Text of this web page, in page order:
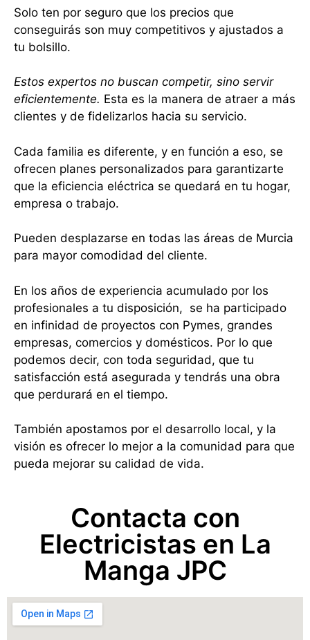
Solo ten por seguro que los precios que
conseguirás son muy competitivos y ajustados a
tu bolsillo.
Estos expertos no buscan competir, sino servir
eficientemente. Esta es la manera de atraer a más
clientes y de fidelizarlos hacia su servicio.
Cada familia es diferente, y en función a eso, se
ofrecen planes personalizados para garantizarte
que la eficiencia eléctrica se quedará en tu hogar,
empresa o trabajo.
Pueden desplazarse en todas las áreas de Murcia
para mayor comodidad del cliente.
En los años de experiencia acumulado por los
profesionales a tu disposición, se ha participado
en infinidad de proyectos con Pymes, grandes
empresas, comercios y domésticos. Por lo que
podemos decir, con toda seguridad, que tu
satisfacción está asegurada y tendrás una obra
que perdurará en el tiempo.
También apostamos por el desarrollo local, y la
visión es ofrecer lo mejor a la comunidad para que
pueda mejorar su calidad de vida.
Contacta con
Electricistas en La
Manga JPC